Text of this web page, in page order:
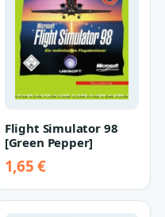
Flight Simulator 98
[Green Pepper]
1,65 €